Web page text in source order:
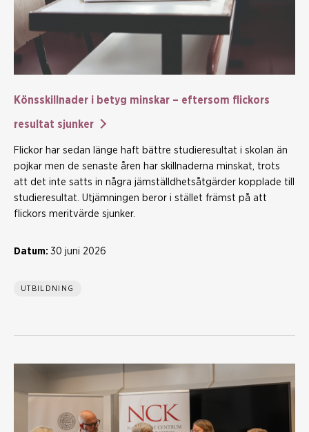
Könsskillnader i betyg minskar – eftersom flickors
resultat sjunker
Flickor har sedan länge haft bättre studieresultat i skolan än
pojkar men de senaste åren har skillnaderna minskat, trots
att det inte satts in några jämställdhetsåtgärder kopplade till
studieresultat. Utjämningen beror i stället främst på att
flickors meritvärde sjunker.
Datum: 30 juni 2026
UTBILDNING